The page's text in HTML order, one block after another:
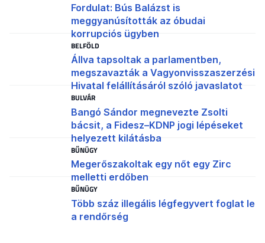
Fordulat: Bús Balázst is
meggyanúsították az óbudai
korrupciós ügyben
BELFÖLD
Állva tapsoltak a parlamentben,
megszavazták a Vagyonvisszaszerzési
Hivatal felállításáról szóló javaslatot
BULVÁR
Bangó Sándor megnevezte Zsolti
bácsit, a Fidesz–KDNP jogi lépéseket
helyezett kilátásba
BŰNÜGY
Megerőszakoltak egy nőt egy Zirc
melletti erdőben
BŰNÜGY
Több száz illegális légfegyvert foglat le
a rendőrség